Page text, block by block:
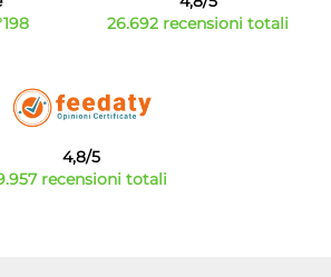
26.692 recensioni totali
4,8/5
recensioni totali